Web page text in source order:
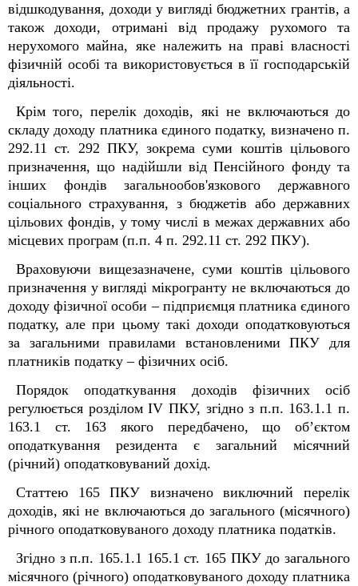
відшкодування, доходи у вигляді бюджетних грантів, а
також доходи, отримані від продажу рухомого та
нерухомого майна, яке належить на праві власності
фізичній особі та використовується в її господарській
діяльності.
Крім того, перелік доходів, які не включаються до
складу доходу платника єдиного податку, визначено п.
292.11 ст. 292 ПКУ, зокрема суми коштів цільового
призначення, що надійшли від Пенсійного фонду та
інших фондів загальнообов'язкового державного
соціального страхування, з бюджетів або державних
цільових фондів, у тому числі в межах державних або
місцевих програм (п.п. 4 п. 292.11 ст. 292 ПКУ).
Враховуючи вищезазначене, суми коштів цільового
призначення у вигляді мікрогранту не включаються до
доходу фізичної особи – підприємця платника єдиного
податку, але при цьому такі доходи оподатковуються
за загальними правилами встановленими ПКУ для
платників податку – фізичних осіб.
Порядок оподаткування доходів фізичних осіб
регулюється розділом IV ПКУ, згідно з п.п. 163.1.1 п.
163.1 ст. 163 якого передбачено, що об’єктом
оподаткування резидента є загальний місячний
(річний) оподатковуваний дохід.
Статтею 165 ПКУ визначено виключний перелік
доходів, які не включаються до загального (місячного)
річного оподатковуваного доходу платника податків.
Згідно з п.п. 165.1.1 165.1 ст. 165 ПКУ до загального
місячного (річного) оподатковуваного доходу платника